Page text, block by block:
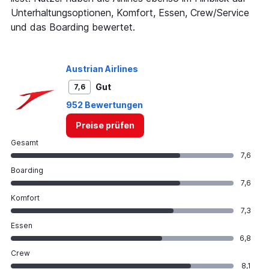
0
to
75.
Unterhaltungsoptionen, Komfort, Essen, Crew/Service
und das Boarding bewertet.
Austrian Airlines
7,6
Gut
952 Bewertungen
Preise prüfen
Gesamt
7,6
Boarding
7,6
Komfort
7,3
Essen
6,8
Crew
8,1